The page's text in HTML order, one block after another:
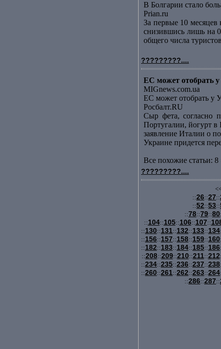
В Болгарии стало
Prian.ru
За первые 10
снизившись лишь на
общего числа
?????????....
ЕС может отобрать
MIGnews.com.ua
ЕС может отобрать у
Росбалт.RU
Сыр фета, согласно
Португалии, йогурт в
заявление Италии о
Украине придется
Все похожие статьи: 8
?????????....
::26::27::
::52::53::
::78::79::80
::104::105::106::107::
::130::131::132::133::134
::156::157::158::159::160
::182::183::184::185::186
::208::209::210::211::212
::234::235::236::237::238
::260::261::262::263::264
::286::287::